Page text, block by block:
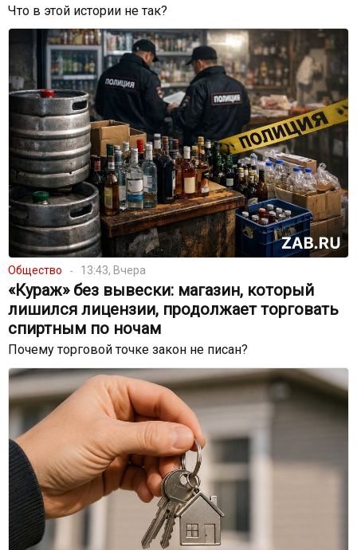
Что в этой истории не так?
Общество 13:43, Вчера
«Кураж» без вывески: магазин, который
лишился лицензии, продолжает торговать
спиртным по ночам
Почему торговой точке закон не писан?